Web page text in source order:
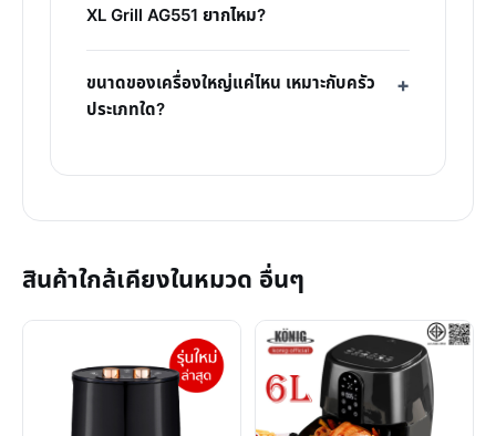
XL Grill AG551 ยากไหม?
ขนาดของเครื่องใหญ่แค่ไหน เหมาะกับครัว
ประเภทใด?
สินค้าใกล้เคียงในหมวด อื่นๆ